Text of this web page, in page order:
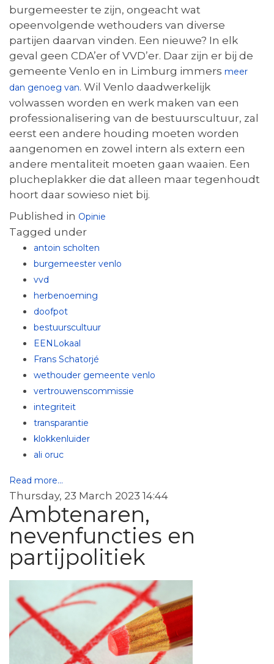
burgemeester te zijn, ongeacht wat
opeenvolgende wethouders van diverse
partijen daarvan vinden. Een nieuwe? In elk
geval geen CDA’er of VVD’er. Daar zijn er bij de
gemeente Venlo en in Limburg immers meer
dan genoeg van. Wil Venlo daadwerkelijk
volwassen worden en werk maken van een
professionalisering van de bestuurscultuur, zal
eerst een andere houding moeten worden
aangenomen en zowel intern als extern een
andere mentaliteit moeten gaan waaien. Een
plucheplakker die dat alleen maar tegenhoudt
hoort daar sowieso niet bij.
Published in Opinie
Tagged under
antoin scholten
burgemeester venlo
vvd
herbenoeming
doofpot
bestuurscultuur
EENLokaal
Frans Schatorjé
wethouder gemeente venlo
vertrouwenscommissie
integriteit
transparantie
klokkenluider
ali oruc
Read more...
Thursday, 23 March 2023 14:44
Ambtenaren,
nevenfuncties en
partijpolitiek